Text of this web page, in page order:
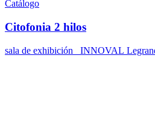
Catálogo
Citofonia 2 hilos
sala de exhibición INNOVAL